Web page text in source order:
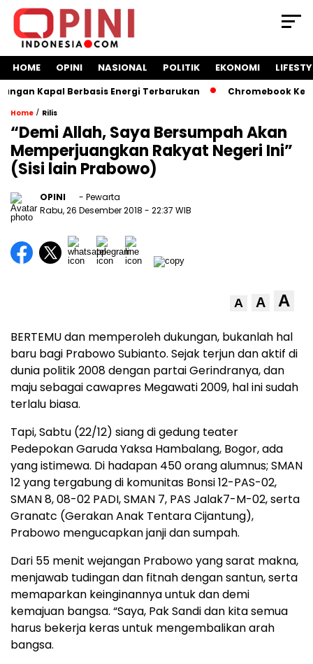
HOME OPINI NASIONAL POLITIK EKONOMI
Kapal Berbasis Energi Terbarukan Chromebook
Home / Rilis
“Demi Allah, Saya Bersumpah Akan
Memperjuangkan Rakyat Negeri Ini”
(Sisi lain Prabowo)
OPINI
- Pewarta
Rabu, 26 Desember 2018 - 22:37 WIB
A A A
BERTEMU dan memperoleh dukungan, bukanlah hal
baru bagi Prabowo Subianto. Sejak terjun dan aktif di
dunia politik 2008 dengan partai Gerindranya, dan
maju sebagai cawapres Megawati 2009, hal ini sudah
terlalu biasa.
Tapi, Sabtu (22/12) siang di gedung teater
Pedepokan Garuda Yaksa Hambalang, Bogor, ada
yang istimewa. Di hadapan 450 orang alumnus; SMAN
12 yang tergabung di komunitas Bonsi 12-PAS-02,
SMAN 8, 08-02 PADI, SMAN 7, PAS Jalak7-M-02, serta
Granatc (Gerakan Anak Tentara Cijantung),
Prabowo mengucapkan janji dan sumpah.
Dari 55 menit wejangan Prabowo yang sarat makna,
menjawab tudingan dan fitnah dengan santun, serta
memaparkan keinginannya untuk dan demi
kemajuan bangsa. “Saya, Pak Sandi dan kita semua
harus bekerja keras untuk mengembalikan arah
bangsa.